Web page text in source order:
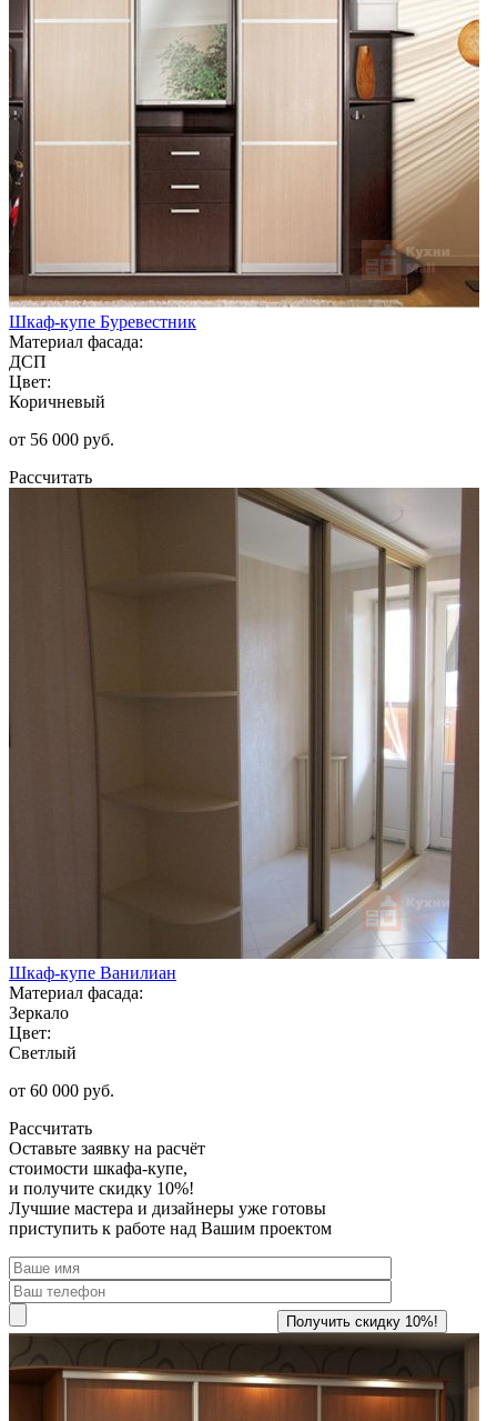
Шкаф-купе Буревестник
Материал фасада:
ДСП
Цвет:
Коричневый
от 56 000 руб.
Рассчитать
Шкаф-купе Ванилиан
Материал фасада:
Зеркало
Цвет:
Светлый
от 60 000 руб.
Рассчитать
Оставьте заявку на расчёт
стоимости шкафа-купе,
и получите скидку 10%!
Лучшие мастера и дизайнеры уже готовы
приступить к работе над Вашим проектом